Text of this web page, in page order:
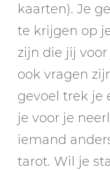
kaarten). Je
te krijgen op
zijn die jij
ook vragen
gevoel trek je
je voor je
iemand
tarot. Wil je